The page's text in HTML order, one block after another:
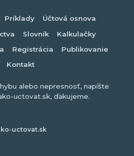
Príklady
Účtová osnova
Slovník
Kalkulačky
Registrácia
Publikovanie
Kontakt
alebo nepresnosť, napíšte
uctovat.sk, ďakujeme.
uctovat.sk